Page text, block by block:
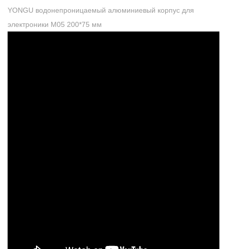
YONGU водонепроницаемый алюминиевый корпус для
электроники M05 200*75 мм